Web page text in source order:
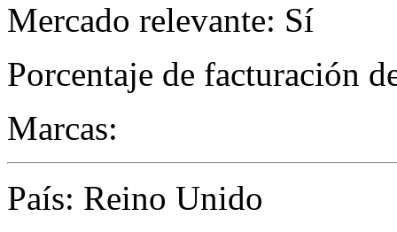
Mercado relevante: Sí
Porcentaje de facturación
Marcas:
País: Reino Unido